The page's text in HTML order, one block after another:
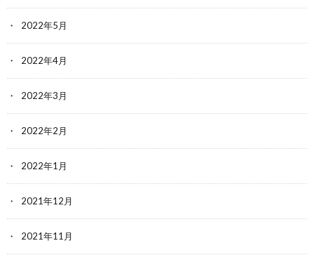
2022年5月
2022年4月
2022年3月
2022年2月
2022年1月
2021年12月
2021年11月